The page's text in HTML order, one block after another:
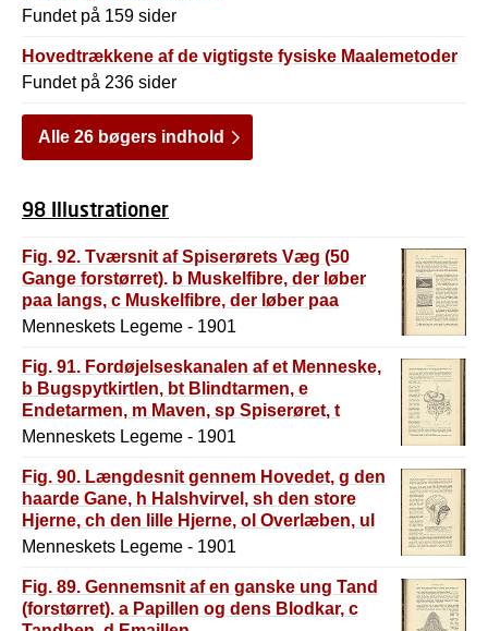
Fundet på 159 sider
Hovedtrækkene af de vigtigste fysiske Maalemetoder
Fundet på 236 sider
Alle 26 bøgers indhold
98 Illustrationer
Fig. 92. Tværsnit af Spiserørets Væg (50
Gange forstørret). b Muskelfibre, der løber
paa langs, c Muskelfibre, der løber paa
tværs, c Slimhinde, f Papiller og Epitel, h en
Menneskets Legeme - 1901
Fig. 91. Fordøjelseskanalen af et Menneske,
b Bugspytkirtlen, bt Blindtarmen, e
Endetarmen, m Maven, sp Spiserøret, t
Tyndtarmen, tk Tyktarmen, v det
Menneskets Legeme - 1901
Fig. 90. Længdesnit gennem Hovedet, g den
haarde Gane, h Halshvirvel, sh den store
Hjerne, ch den lille Hjerne, ol Overlæben, ul
Underlæben, lu Luftrør, s Spiserør m
bløde Gane, u Underkæben, x Tungeben
Menneskets Legeme - 1901
Fig. 89. Gennemsnit af en ganske ung Tand
(forstørret). a Papillen og dens Blodkar, c